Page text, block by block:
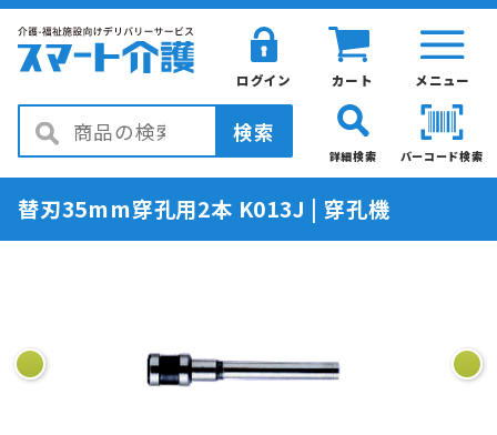
メニュー
カート
ログイン
検索
バーコード検索
詳細検索
替刃35mm穿孔用2本 K013J | 穿孔機